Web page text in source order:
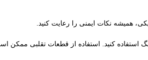
همیشه نکات ایمنی را رعایت کنید.
کنید. استفاده از قطعات تقلبی ممکن